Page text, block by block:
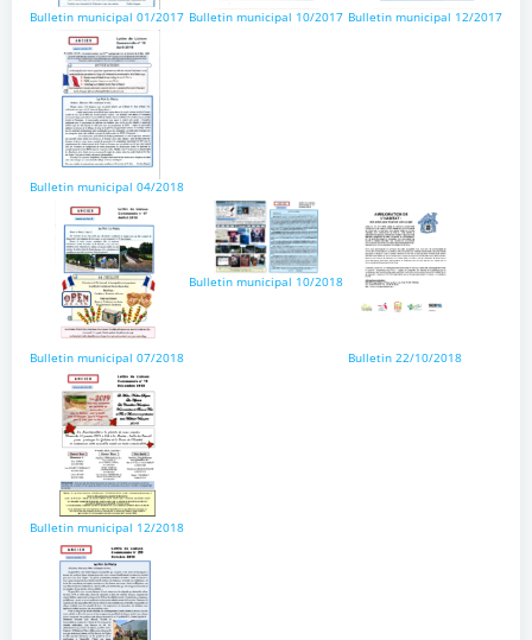
Bulletin municipal 01/2017 Bulletin municipal 10/2017 Bulletin municipal 12/2017
Bulletin municipal 04/2018
Bulletin municipal 07/2018
Bulletin municipal 10/2018
Bulletin 22/10/2018
Bulletin municipal 12/2018